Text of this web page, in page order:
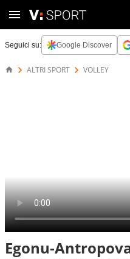
Seguici su: Google Discover
ALTRI SPORT VOLLEY
Egonu-